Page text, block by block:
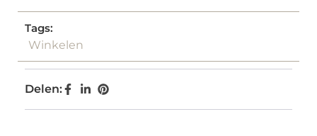
Tags:
Winkelen
Delen: